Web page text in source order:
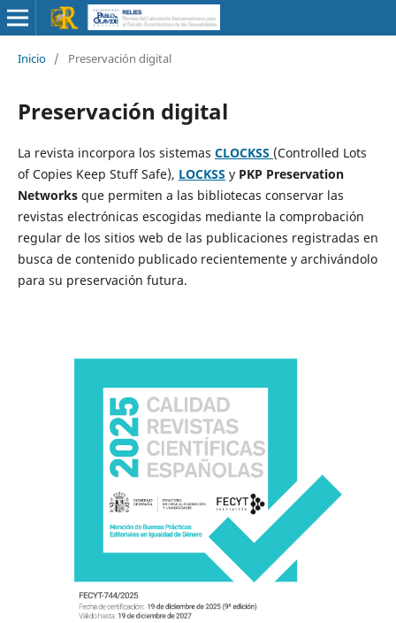
Inicio / Preservación digital
Preservación digital
La revista incorpora los sistemas CLOCKSS (Controlled Lots
of Copies Keep Stuff Safe), LOCKSS y PKP Preservation
Networksque permiten a las bibliotecas conservar las
revistas electrónicas escogidas mediante la comprobación
regular de los sitios web de las publicaciones registradas en
busca de contenido publicado recientemente y archivándolo
para su preservación futura.